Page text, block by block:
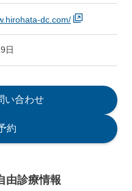
dc.com/
日
い合わせ
約
由診療情報